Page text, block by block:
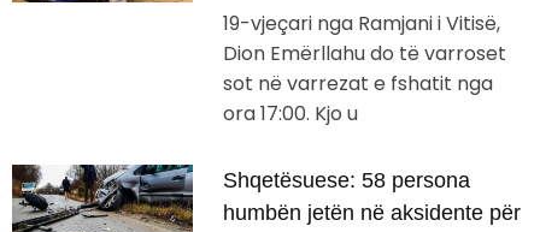
19-vjeçari nga Ramjani i Vitisë,
Dion Emërllahu do të varroset
sot në varrezat e fshatit nga
ora 17:00. Kjo u
Shqetësuese: 58 persona
humbën jetën në aksidente për